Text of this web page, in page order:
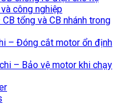
công nghiệp
tổng và CB nhánh trong
– Đóng cắt motor ổn định
– Bảo vệ motor khi chạy